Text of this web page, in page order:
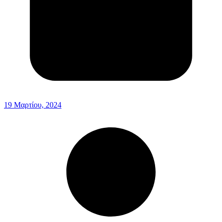
19 Μαρτίου, 2024